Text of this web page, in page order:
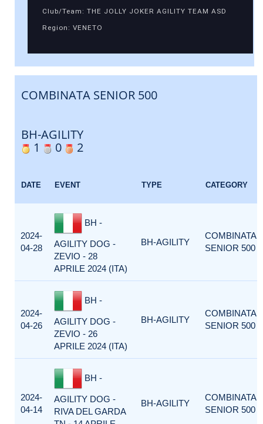
Club/Team: THE JOLLY JOKER AGILITY TEAM ASD
Region: VENETO
COMBINATA SENIOR 500
BH-AGILITY
1
0 2
DATE EVENT TYPE CATEGORY
2024-
04-28
BH -
AGILITY DOG -
ZEVIO - 28
APRILE 2024 (ITA)
BH-AGILITY
COMBINATA
SENIOR 500
2024-
04-26
BH -
AGILITY DOG -
ZEVIO - 26
APRILE 2024 (ITA)
BH-AGILITY
COMBINATA
SENIOR 500
2024-
04-14
BH -
AGILITY DOG -
RIVA DEL GARDA
BH-AGILITY
COMBINATA
SENIOR 500